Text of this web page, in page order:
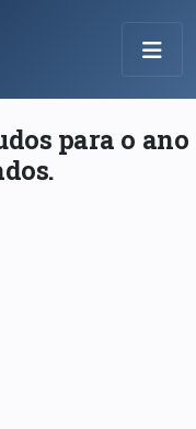
para o ano